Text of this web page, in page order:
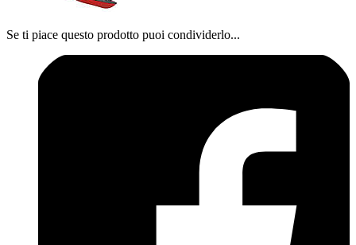
Se ti piace questo prodotto puoi condividerlo...